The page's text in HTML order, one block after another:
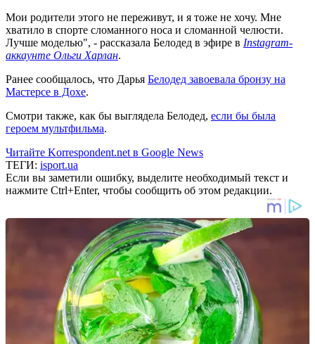
Мои родители этого не переживут, и я тоже не хочу. Мне
хватило в спорте сломанного носа и сломанной челюсти.
Лучше моделью", - рассказала Белодед в эфире в Instagram-
аккаунте Ольги Харлан.
Ранее сообщалось, что Дарья Белодед завоевала бронзу на
Мастерсе в Дохе.
Смотри также, как бы выглядела Белодед, если бы была
героем мультфильма.
Читайте Korrespondent.net в Google News
ТЕГИ: isport.ua
Если вы заметили ошибку, выделите необходимый текст и
нажмите Ctrl+Enter, чтобы сообщить об этом редакции.